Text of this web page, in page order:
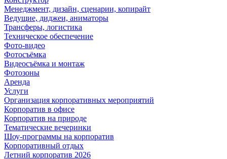
Менеджмент, дизайн, сценарии, копирайт
Ведущие, диджеи, аниматоры
Трансферы, логистика
Техническое обеспечение
Фото-видео
Фотосъёмка
Видеосъёмка и монтаж
Фотозоны
Аренда
Услуги
Организация корпоративных мероприятий
Корпоратив в офисе
Корпоратив на природе
Тематические вечеринки
Шоу-программы на корпоратив
Корпоративный отдых
Летний корпоратив 2026